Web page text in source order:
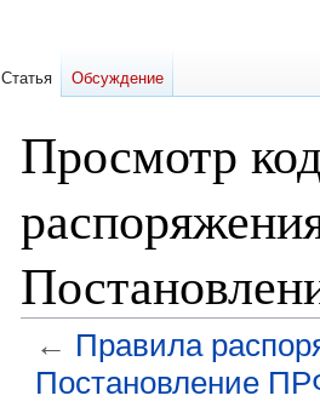
Просмотр
← Правила
Постановление
Статья Обсуждение